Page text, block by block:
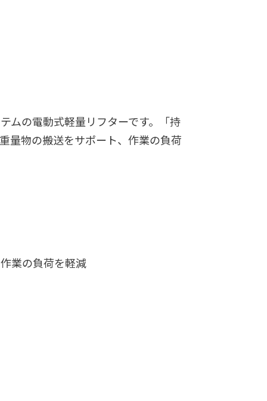
ムの電動式軽量リフターです。「持
量物の搬送をサポート、作業の負荷
業の負荷を軽減